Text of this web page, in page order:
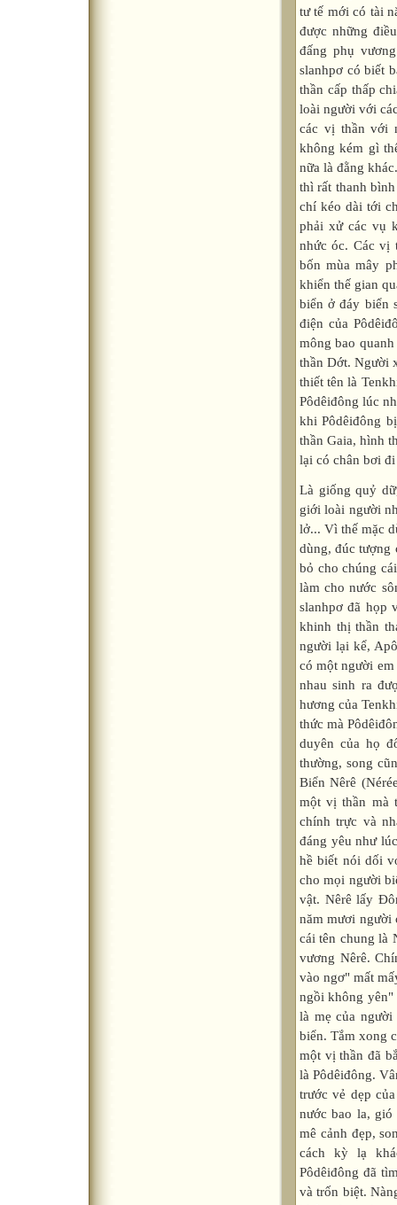
tư tế mới có tài
được những
đấng phụ
slanhpơ có biết
thần cấp thấp
loài người với
các vị thần với
không kém gì
nữa là đằng
thì rất thanh
chí kéo dài tới
phải xử các vụ
nhức óc. Các vị
bốn mùa mây
khiển thế gian
biển ở đáy biển
điện của
mông bao
thần Dớt. Người
thiết tên là
Pôdêiđông lúc
khi Pôdêiđông
thần Gaia, hình
lại có chân bơi
Là giống quỷ dữ, chúng luôn luôn gây ra những tai họa khủng khiếp cho thế giới loài người như: biển động, sóng thần, mưa đá, bão lụt, núi lửa phun, đất sụt lở... Vì thế mặc dù chúng có tài rèn sắt nấu đồng, sáng chế ra các loại vũ khí, đồ dùng, đúc tượng các vị thần linh, bất tử song các vị thần vẫn không thể nào xóa bỏ cho chúng cái tội làm cho đất đai cằn cỗi, mùa màng thất bát, nhất là cái tội làm cho nước sông Xtich quanh năm lúc nào cũng bốc khói, tỏa hơi. Thế giới slanhpơ đã họp và quyết định trừng phạt lũ quỷ dữ thù địch với loài người và khinh thị thần thánh này. Thần Dớt biến chúng thành những ngọn núi đá. Có người lại kể, Apônlông với những mũi tên thần đã kết liễu đời chúng. Tenkhin có một người em gái tên là Galia, cô nàng "phải lòng" Pôdêiđông. Hai người lấy nhau sinh ra được một người con gái đặt tên là Rôđa, vì lẽ đó hòn đảo quê hương của Tenkhin mang tên là Rôtơ (Rhodoạ, Rohdoạ). Nhưng người vợ chính thức mà Pôdêiđông yêu say đắm lại là nàng Amphitơrit (Ampitrite). Chuyện tình duyên của họ đối với người trần thế chúng ta quả là có... hơi lạ, hơi khác thường, song cũng không đến nỗi khó hiểu. Amphitơrit là con gái của lão thần Biển Nêrê (Nérée) đầu bạc, vị thần được mệnh danh là "ông già của biển cả", một vị thần mà trong trái im lúc nào cũng chỉ có những ý nghĩ quang minh chính trực và nhân hậu. Lão thần Biển Nêrê tính nết hiền từ, thẳng thắn, rất đáng yêu như lúc biển khơi trời yên sóng lặng, trăng tỏ mây quang. Lão chẳng hề biết nói dối với một ai bao giờ, sẵn sàng dùng tài tiên tri của mình chỉ bảo cho mọi người biết những điều họ hỏi. Lão có tài biến mình thành mọi loài, mọi vật. Nêrê lấy Đôrix (Doris) một skêaniđ làm vợ. Đôi vợ chồng này sinh được năm mươi người con gái có sắc đẹp nghiêng nước nghiêng thành, gọi bằng một cái tên chung là Nêrêiđ (Néréides) tức là những tiên nữ của biển cả, con của lão vương Nêrê. Chính trong số Nêrêiđ này, một cô làm thần Pôdêiđông "ra ngẩn vào ngơ" mất mấy năm trời là nàng Amphitơrit, một cô khác làm thần Dớt "đứng ngồi không yên" là nàng Thêrix mà sau này trở thành vợ của lão vương Pêtê và là mẹ của